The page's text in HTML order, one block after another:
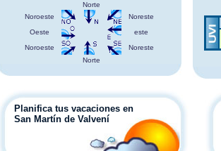
Norte
Noroeste
Noreste
Oeste
este
Noroeste
Noreste
Norte
Planifica tus vacaciones en
San Martín de Valvení